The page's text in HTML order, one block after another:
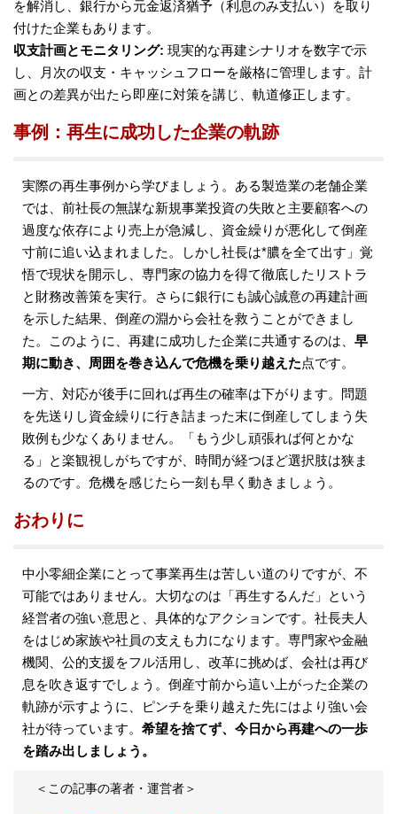
を解消し、銀行から元金返済猶予（利息のみ支払い）を取り
付けた企業もあります​。
収支計画とモニタリング: 現実的な再建シナリオを数字で示
し、月次の収支・キャッシュフローを厳格に管理します。計
画との差異が出たら即座に対策を講じ、軌道修正します。
事例：再生に成功した企業の軌跡
実際の再生事例から学びましょう。ある製造業の老舗企業
では、前社長の無謀な新規事業投資の失敗と主要顧客への
過度な依存により売上が急減し、資金繰りが悪化して倒産
寸前に追い込まれました。しかし社長は*膿を全て出す」覚
悟で現状を開示し、専門家の協力を得て徹底したリストラ
と財務改善策を実行。さらに銀行にも誠心誠意の再建計画
を示した結果、倒産の淵から会社を救うことができまし
た。このように、再建に成功した企業に共通するのは、 早
期に動き、周囲を巻き込んで危機を乗り越えた点です。
一方、対応が後手に回れば再生の確率は下がります。問題
を先送りし資金繰りに行き詰まった末に倒産してしまう失
敗例も少なくありません。「もう少し頑張れば何とかな
る」と楽観視しがちですが、時間が経つほど選択肢は狭ま
るのです。危機を感じたら一刻も早く動きましょう。
おわりに
中小零細企業にとって事業再生は苦しい道のりですが、不
可能ではありません。大切なのは「再生するんだ」という
経営者の強い意思と、具体的なアクションです。社長夫人
をはじめ家族や社員の支えも力になります。専門家や金融
機関、公的支援をフル活用し、改革に挑めば、会社は再び
息を吹き返すでしょう。倒産寸前から這い上がった企業の
軌跡が示すように、ピンチを乗り越えた先にはより強い会
社が待っています。 希望を捨てず、今日から再建への一歩
を踏み出しましょう。
＜この記事の著者・運営者＞